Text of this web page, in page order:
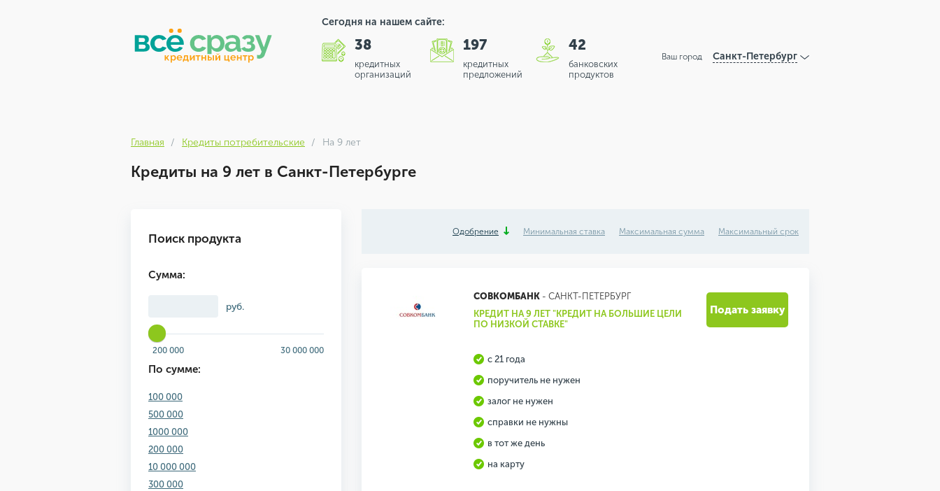
Сегодня на нашем сайте:
38
кредитных
организаций
197
кредитных
предложений
42
банковских
продуктов
Ваш город Санкт-Петербург
Главная Кредиты потребительские На 9 лет
Кредиты на 9 лет в Санкт-Петербурге
Поиск продукта
Сумма:
руб.
200 000 30 000 000
По сумме:
100 000
500 000
1000 000
200 000
10 000 000
300 000
Одобрение Минимальная ставка Максимальная сумма Максимальный срок
СОВКОМБАНК- САНКТ-ПЕТЕРБУРГ
КРЕДИТ НА 9 ЛЕТ "КРЕДИТ НА БОЛЬШИЕ ЦЕЛИ
ПО НИЗКОЙ СТАВКЕ"
с 21 года
поручитель не нужен
залог не нужен
справки не нужны
в тот же день
на карту
Подать заявку